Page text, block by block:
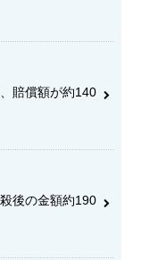
賠償額が約140
後の金額約190